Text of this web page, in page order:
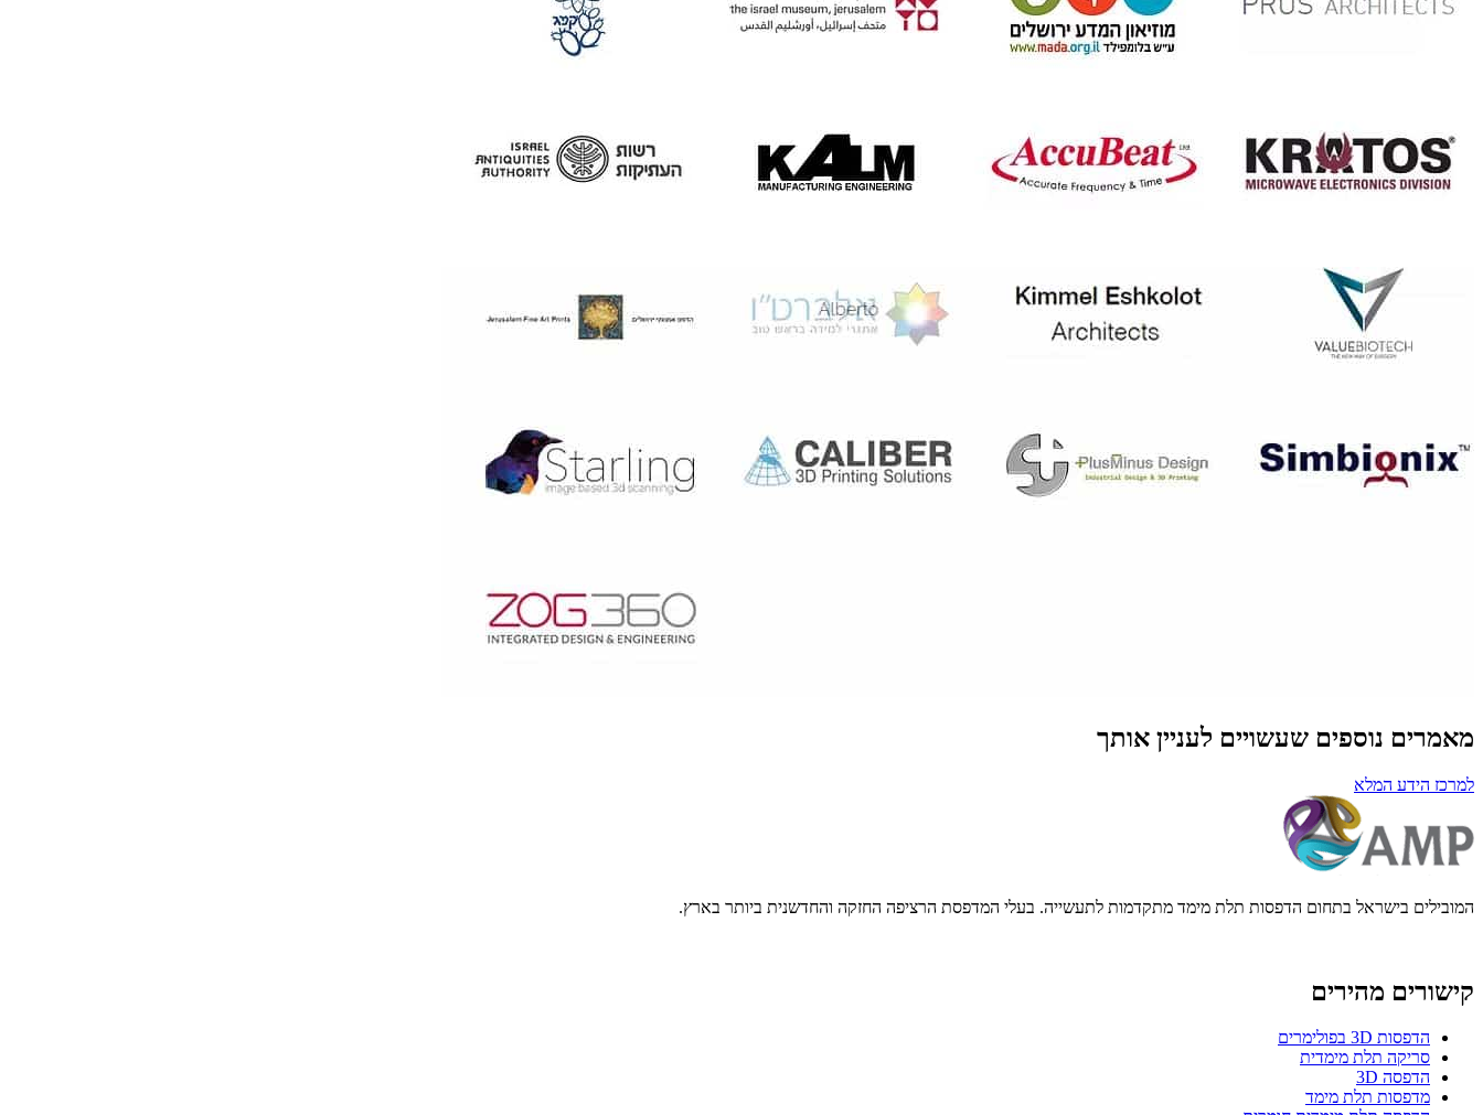
מאמרים נוספים שעשויים לעניין אותך
למרכז הידע המלא
המובילים בישראל בתחום הדפסות תלת מימד מתקדמות לתעשייה. בעלי המדפסת הרציפה החזקה והחדשנית ביותר בארץ.
קישורים מהירים
הדפסות 3D בפולימרים
סריקה תלת מימדית
הדפסה 3D
מדפסות תלת מימד